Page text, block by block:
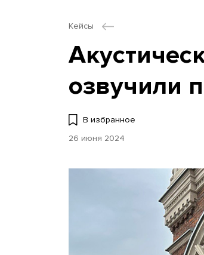
Кейсы
озвучили
В избранное
26 июня 2024